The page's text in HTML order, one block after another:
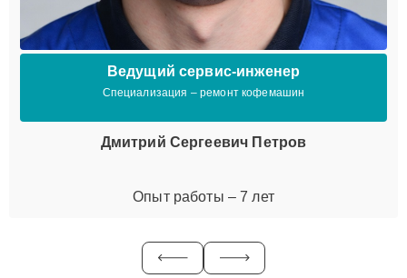
Ведущий сервис-инженер
Специализация – ремонт кофемашин
Дмитрий Сергеевич Петров
Опыт работы – 7 лет